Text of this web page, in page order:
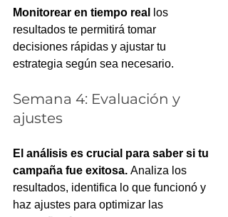
Monitorear en tiempo real
los
resultados te permitirá tomar
decisiones rápidas y ajustar tu
estrategia según sea necesario.
Semana 4: Evaluación y
ajustes
El análisis es crucial para saber si tu
campaña fue exitosa. Analiza los
resultados, identifica lo que funcionó y
haz ajustes para optimizar las